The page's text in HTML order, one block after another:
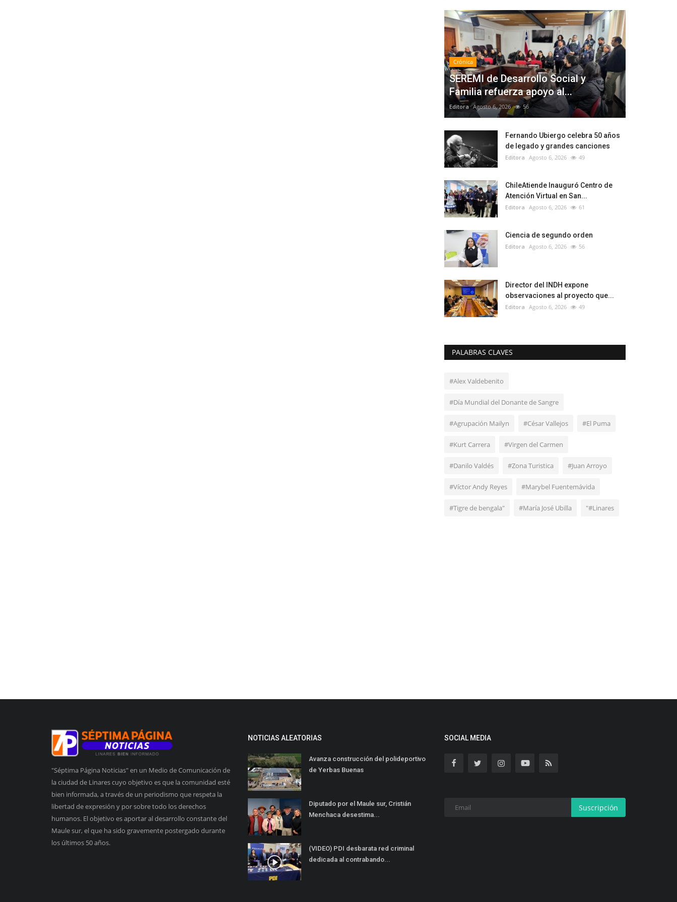
Crónica
SEREMI de Desarrollo Social y
Familia refuerza apoyo al...
Editora Agosto 6, 2026 56
Fernando Ubiergo celebra 50 años
de legado y grandes canciones
Editora Agosto 6, 2026 49
ChileAtiende Inauguró Centro de
Atención Virtual en San...
Editora Agosto 6, 2026 61
Ciencia de segundo orden
Editora Agosto 6, 2026 56
Director del INDH expone
observaciones al proyecto que...
Editora Agosto 6, 2026 49
PALABRAS CLAVES
#Alex Valdebenito
#Día Mundial del Donante de Sangre
#Agrupación Mailyn #César Vallejos #El Puma
#Kurt Carrera #Virgen del Carmen
#Danilo Valdés #Zona Turistica #Juan Arroyo
#Víctor Andy Reyes #Marybel Fuentemávida
#Tigre de bengala" #María José Ubilla "#Linares
"Séptima Página Noticias" en un Medio de Comunicación de
la ciudad de Linares cuyo objetivo es que la comunidad esté
bien informada, a través de un periodismo que respeta la
libertad de expresión y por sobre todo los derechos
humanos. El objetivo es aportar al desarrollo constante del
Maule sur, el que ha sido gravemente postergado durante
los últimos 50 años.
NOTICIAS ALEATORIAS
Avanza construcción del polideportivo
de Yerbas Buenas
Diputado por el Maule sur, Cristián
Menchaca desestima...
(VIDEO) PDI desbarata red criminal
dedicada al contrabando...
SOCIAL MEDIA
Suscripción